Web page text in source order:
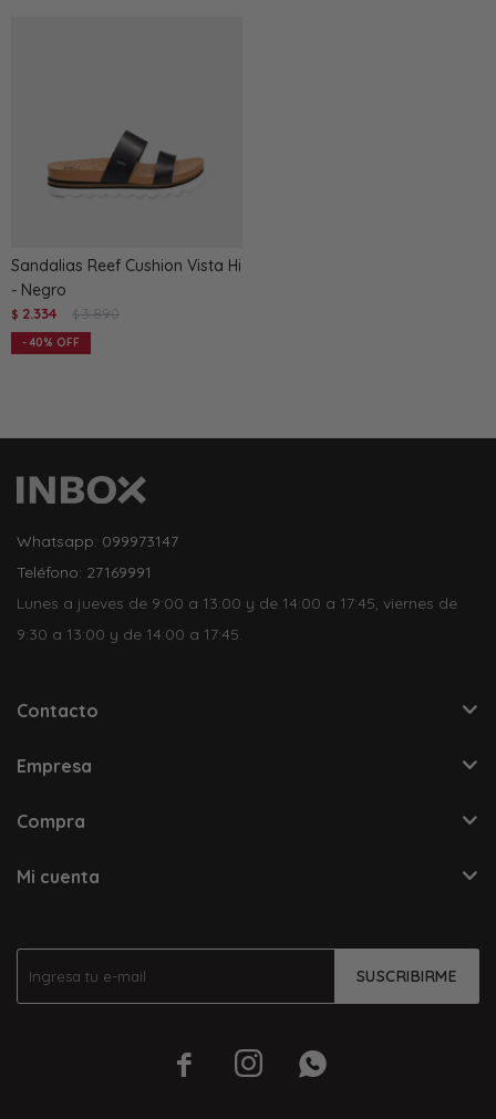
Sandalias Reef Cushion Vista Hi
- Negro
$ 2.334 $ 3.890
40
SUSCRIBIRME
  
Whatsapp: 099973147
Teléfono: 27169991
Lunes a jueves de 9:00 a 13:00 y de 14:00 a 17:45, viernes de
9:30 a 13:00 y de 14:00 a 17:45.
Contacto
Empresa
Compra
Mi cuenta